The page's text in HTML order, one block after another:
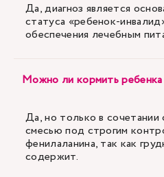
Да, диагноз является
статуса «ребенок-
обеспечения лечебным
Можно ли кормить
Да, но только в сочетании
смесью под строгим
фенилаланина, так как
содержит.